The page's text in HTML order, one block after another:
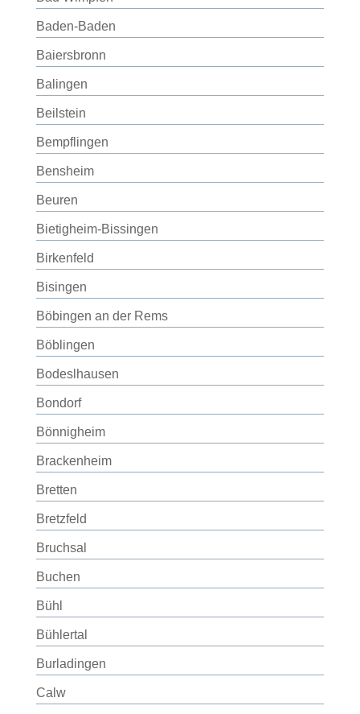
Baden-Baden
Baiersbronn
Balingen
Beilstein
Bempflingen
Bensheim
Beuren
Bietigheim-Bissingen
Birkenfeld
Bisingen
Böbingen an der Rems
Böblingen
Bodeslhausen
Bondorf
Bönnigheim
Brackenheim
Bretten
Bretzfeld
Bruchsal
Buchen
Bühl
Bühlertal
Burladingen
Calw